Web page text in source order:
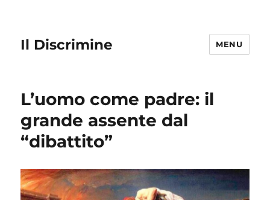
Il Discrimine MENU
L’uomo come padre: il
grande assente dal
“dibattito”